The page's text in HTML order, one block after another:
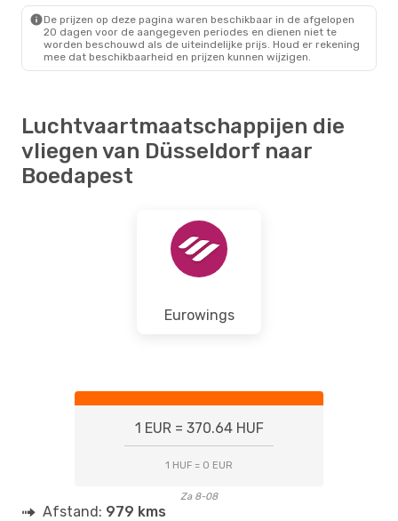
De prijzen op deze pagina waren beschikbaar in de afgelopen
20 dagen voor de aangegeven periodes en dienen niet te
worden beschouwd als de uiteindelijke prijs. Houd er rekening
mee dat beschikbaarheid en prijzen kunnen wijzigen.
Luchtvaartmaatschappijen die
vliegen van Düsseldorf naar
Boedapest
Eurowings
1 EUR = 370.64 HUF
1 HUF = 0 EUR
Za 8-08
Afstand: 979 kms